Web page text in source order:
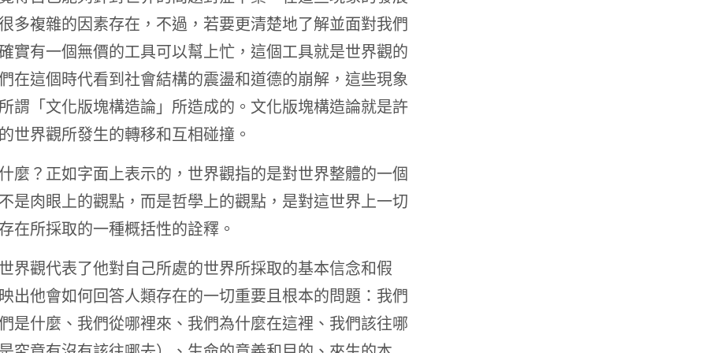
多複雜的因素存在，不過，若要更清楚地了解並面對我們
實有一個無價的工具可以幫上忙，這個工具就是世界觀的
在這個時代看到社會結構的震盪和道德的崩解，這些現象
謂「文化版塊構造論」所造成的。文化版塊構造論就是許
世界觀所發生的轉移和互相碰撞。
麼？正如字面上表示的，世界觀指的是對世界整體的一個
是肉眼上的觀點，而是哲學上的觀點，是對這世界上一切
在所採取的一種概括性的詮釋。
界觀代表了他對自己所處的世界所採取的基本信念和假
出他會如何回答人類存在的一切重要且根本的問題：我們
是什麼、我們從哪裡來、我們為什麼在這裡、我們該往哪